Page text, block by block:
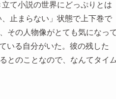
て小説の世界にどっぷりとは
止まらない」状態で上下巻で
その人物像がとても気になっ
いる自分がいた。彼の残した
とのことなので、なんてタイ